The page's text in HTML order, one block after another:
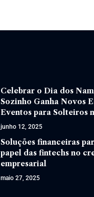
Celebrar o Dia dos
Sozinho Ganha Novos
Eventos para Solteiros
junho 12, 2025
Soluções financeiras
papel das fintechs no
empresarial
maio 27, 2025